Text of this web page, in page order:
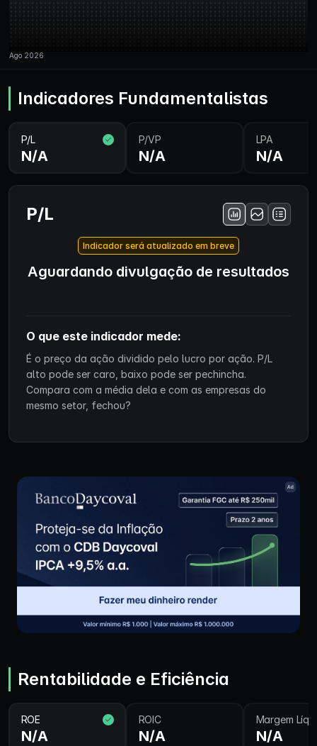
Indicadores Fundamentalistas
P/L
N/A
P/VP
N/A
LPA
N/A
P/L
Indicador será atualizado em breve
Aguardando divulgação de resultados
O que este indicador mede:
É o preço da ação dividido pelo lucro por ação. P/L
alto pode ser caro, baixo pode ser pechincha.
Compara com a média dela e com as empresas do
mesmo setor, fechou?
Rentabilidade e Eficiência
ROE
N/A
ROIC
N/A
Margem
N/A